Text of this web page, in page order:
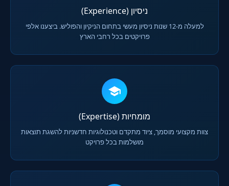
ניסיון (Experience)
למעלה מ-12 שנות ניסיון מעשי בתחום הניקיון והפוליש. ביצענו אלפי
פרויקטים בכל רחבי הארץ
מומחיות (Expertise)
צוות מקצועי מוסמך, ציוד מתקדם וטכנולוגיות חדשניות להשגת תוצאות
מושלמות בכל פרויקט